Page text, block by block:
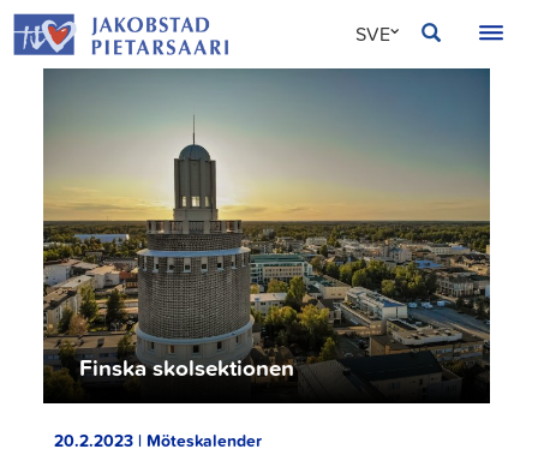
Hoppa
till
innehållet
SVE
Finska skolsektionen
20.2.2023 | Möteskalender